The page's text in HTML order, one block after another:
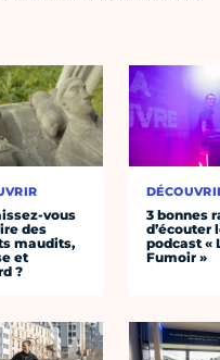
vous
des
maudits,
et
?
3 bonnes
d’écouter
podcast «
Fumoir »